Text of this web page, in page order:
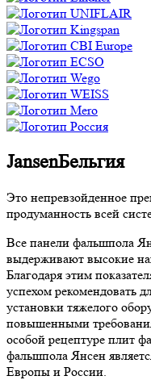
JansenБельгия
Это непревзойденное
продуманность всей
Все панели фальшпола
выдерживают высокие
Благодаря этим
успехом рекомендовать
установки тяжелого
повышенными
особой рецептуре плит
фальшпола Янсен
Европы и России.